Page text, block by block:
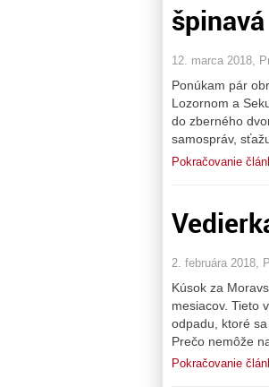
12. marca 2018,
Ponúkam pár
Lozornom a
do zberného
samospráv,
Pokračovanie
2. februára 2018,
Kúsok za
mesiacov. Tieto
odpadu, ktoré
Prečo nemôže
Pokračovanie